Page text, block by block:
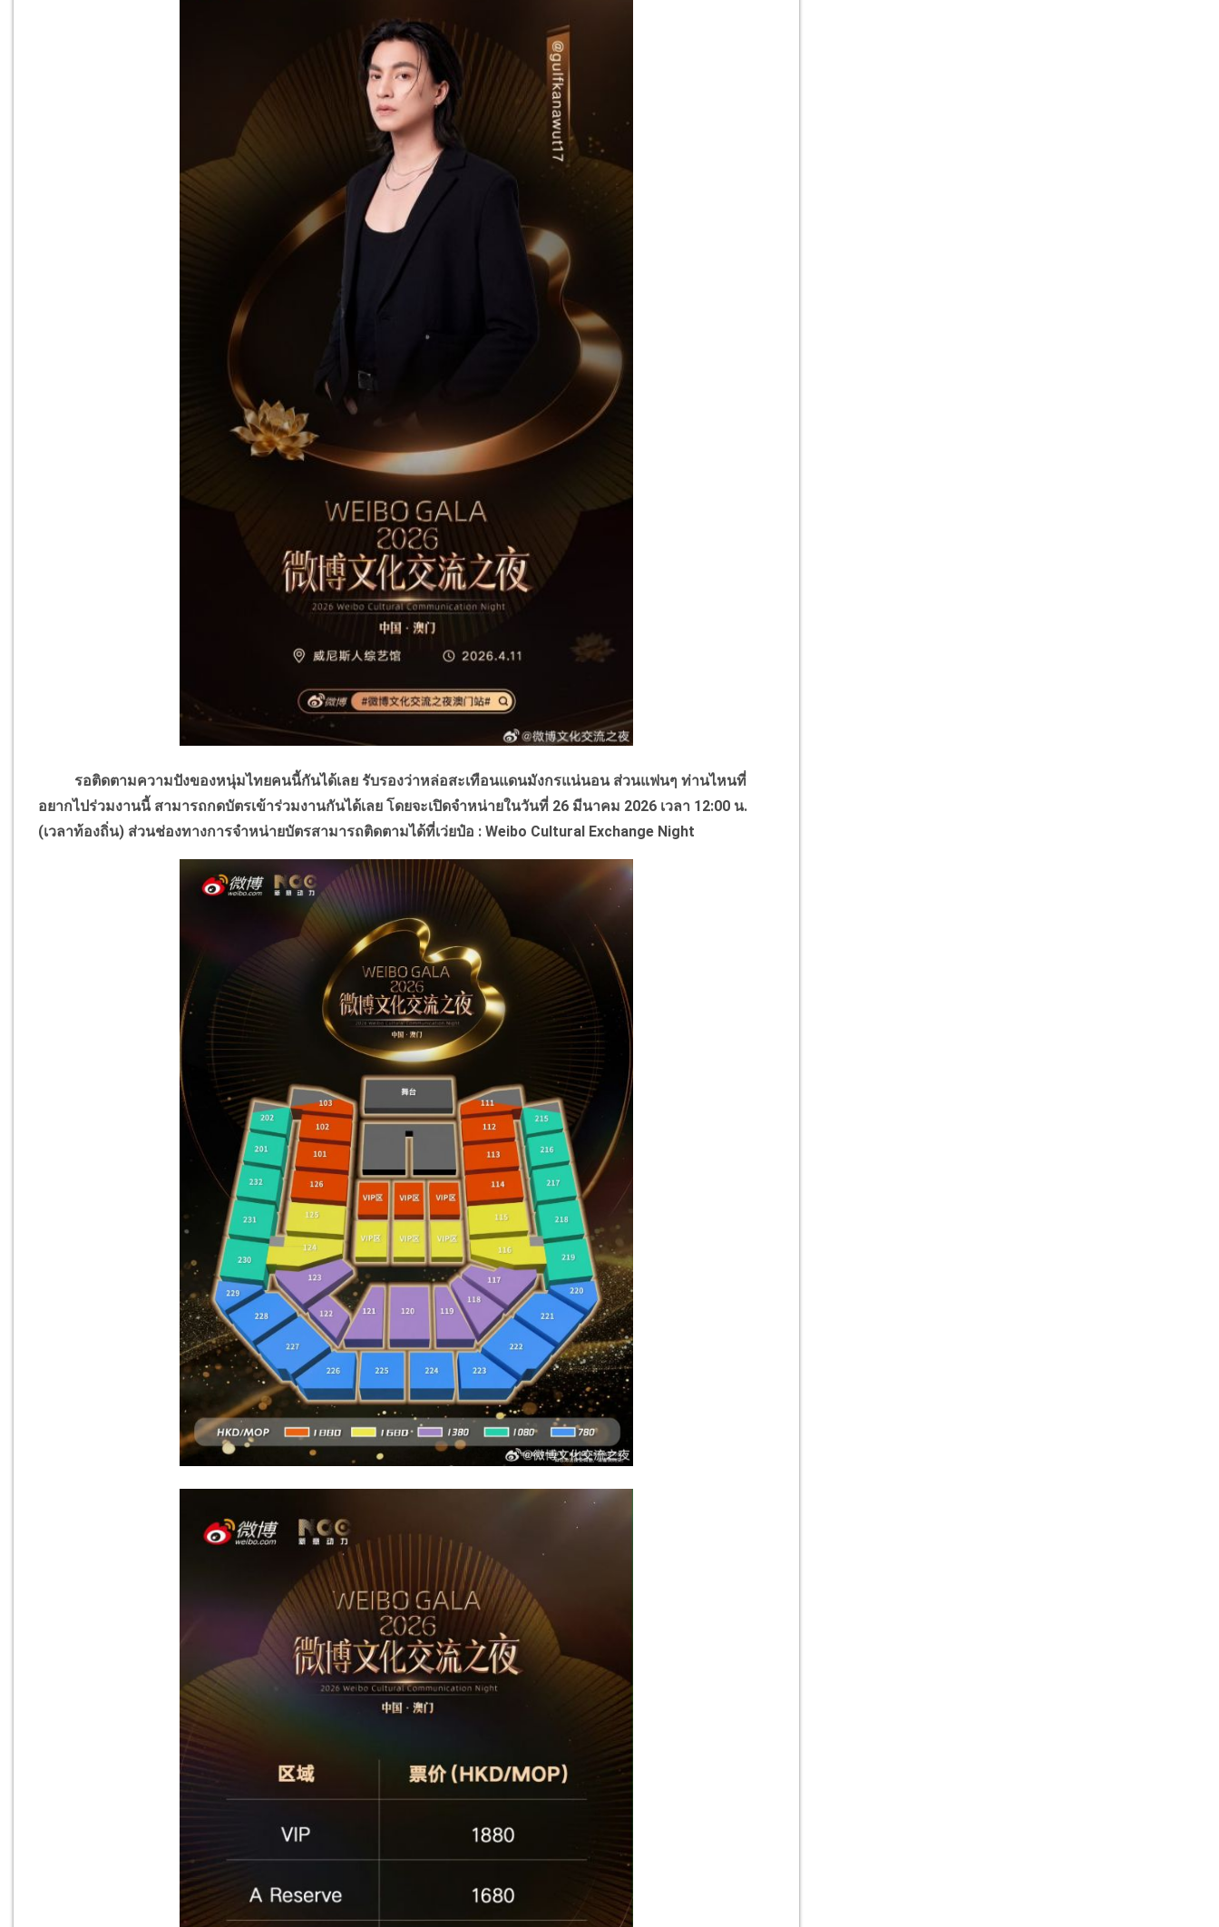
รอติดตามความปังของหนุ่มไทยคนนี้กันได้เลย รับรองว่าหล่อสะเทือนแดนมังกรแน่นอน ส่วนแฟนๆ ท่านไหนที่
อยากไปร่วมงานนี้ สามารถกดบัตรเข้าร่วมงานกันได้เลย โดยจะเปิดจำหน่ายในวันที่ 26 มีนาคม 2026 เวลา 12:00 น.
(เวลาท้องถิ่น) ส่วนช่องทางการจำหน่ายบัตรสามารถติดตามได้ที่เว่ยป๋อ : Weibo Cultural Exchange Night